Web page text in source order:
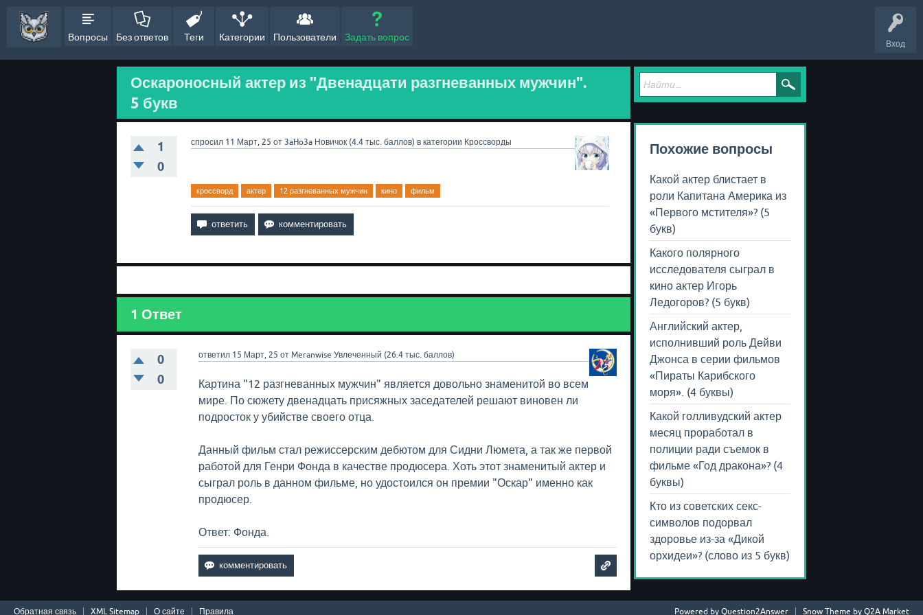
Вход
Вопросы Без ответов Теги Категории Пользователи Задать вопрос
Оскароносный актер из "Двенадцати разгневанных мужчин".
5 букв
1
0
спросил 11 Март, 25 от 3aHo3a Новичок (4.4 тыс. баллов) в категории Кроссворды
кроссворд актер 12 разгневанных мужчин кино фильм
1 Ответ
0
0
ответил 15 Март, 25 отMeranwise Увлеченный (26.4 тыс. баллов)
Картина "12 разгневанных мужчин" является довольно знаменитой во всем
мире. По сюжету двенадцать присяжных заседателей решают виновен ли
подросток у убийстве своего отца.
Данный фильм стал режиссерским дебютом для Сидни Люмета, а так же первой
работой для Генри Фонда в качестве продюсера. Хоть этот знаменитый актер и
сыграл роль в данном фильме, но удостоился он премии "Оскар" именно как
продюсер.
Ответ: Фонда.
Похожие вопросы
Какой актер блистает в
роли Капитана Америка из
«Первого мстителя»? (5
букв)
Какого полярного
исследователя сыграл в
кино актер Игорь
Ледогоров? (5 букв)
Английский актер,
исполнивший роль Дейви
Джонса в серии фильмов
«Пираты Карибского
моря». (4 буквы)
Какой голливудский актер
месяц проработал в
полиции ради съемок в
фильме «Год дракона»? (4
буквы)
Кто из советских секс-
символов подорвал
здоровье из-за «Дикой
орхидеи»? (слово из 5 букв)
Обратная связь XML Sitemap О сайте Правила Snow Theme by Q2A Market
Powered by Question2Answer